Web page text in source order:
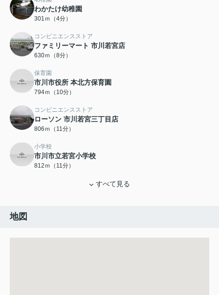
わかたけ幼稚園
301ｍ（4分）
コンビニエンスストア
ファミリーマート 市川若宮店
630ｍ（8分）
保育園
市川市役所 本北方保育園
794ｍ（10分）
コンビニエンスストア
ローソン 市川若宮三丁目店
806ｍ（11分）
小学校
市川市立若宮小学校
812ｍ（11分）
すべて見る
地図